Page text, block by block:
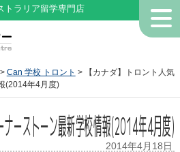
トラリア留学専門店
> Can 学校 トロント > 【カナダ】トロント人気
(2014年4月度)
ーストーン最新学校情報(2014年4月度)
2014年4月18日